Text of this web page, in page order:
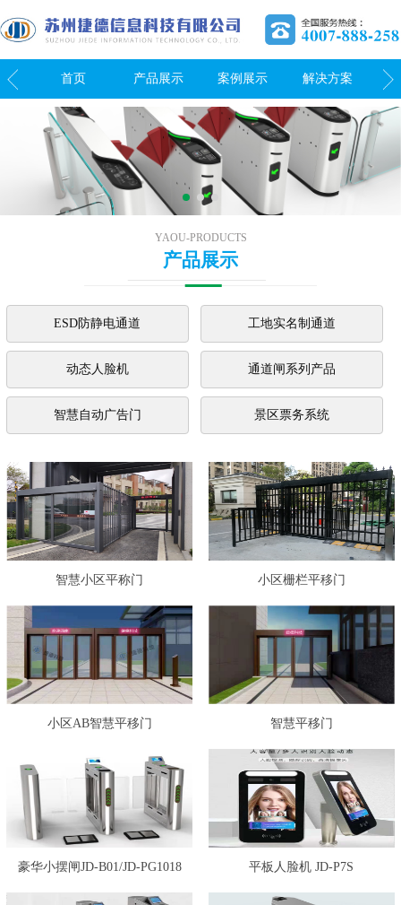
首页 产品展示 案例展示 解决方案
YAOU-PRODUCTS
产品展示
ESD防静电通道 工地实名制通道
动态人脸机 通道闸系列产品
智慧自动广告门 景区票务系统
智慧小区平称门 小区栅栏平移门
小区AB智慧平移门 智慧平移门
豪华小摆闸JD-B01/JD-PG1018 平板人脸机 JD-P7S